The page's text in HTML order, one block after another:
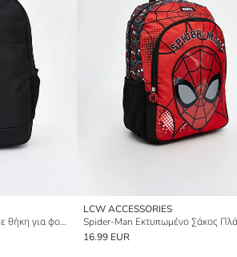
Σάκος πλάτης για αγόρια με θήκη για φορητό υπολογιστή
LCW ACCESSORIES
16.99 EUR